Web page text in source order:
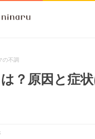
の不調
？原因と症